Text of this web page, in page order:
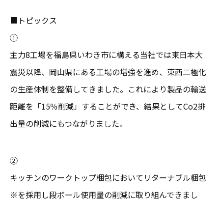
■トピックス
①
主力8工場を福島県いわき市に構える当社では東日本大
震災以降、岡山県にある工場の増強を進め、東西二極化
の生産体制を整備してきました。これにより製品の輸送
距離を「15％削減」することができ、結果としてCo2排
出量の削減にもつながりました。
②
キッチンのワークトップ梱包においてリターナブル梱包
※を採用し段ボール使用量の削減に取り組んできまし